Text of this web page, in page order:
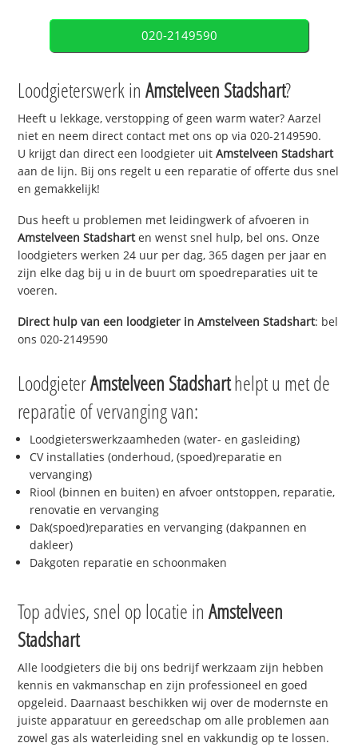
020-2149590
Loodgieterswerk inAmstelveen Stadshart?
Heeft u lekkage, verstopping of geen warm water? Aarzel
niet en neem direct contact met ons op via 020-2149590.
U krijgt dan direct een loodgieter uitAmstelveen Stadshart
aan de lijn. Bij ons regelt u een reparatie of offerte dus snel
en gemakkelijk!
Dus heeft u problemen met leidingwerk of afvoeren in
Amstelveen Stadsharten wenst snel hulp, bel ons. Onze
loodgieters werken 24 uur per dag, 365 dagen per jaar en
zijn elke dag bij u in de buurt om spoedreparaties uit te
voeren.
Direct hulp van een loodgieter inAmstelveen Stadshart: bel
ons 020-2149590
LoodgieterAmstelveen Stadsharthelpt u met de
reparatie of vervanging van:
Loodgieterswerkzaamheden (water- en gasleiding)
CV installaties (onderhoud, (spoed)reparatie en
vervanging)
Riool (binnen en buiten) en afvoer ontstoppen, reparatie,
renovatie en vervanging
Dak(spoed)reparaties en vervanging (dakpannen en
dakleer)
Dakgoten reparatie en schoonmaken
Top advies, snel op locatie inAmstelveen
Stadshart
Alle loodgieters die bij ons bedrijf werkzaam zijn hebben
kennis en vakmanschap en zijn professioneel en goed
opgeleid. Daarnaast beschikken wij over de modernste en
juiste apparatuur en gereedschap om alle problemen aan
zowel gas als waterleiding snel en vakkundig op te lossen.